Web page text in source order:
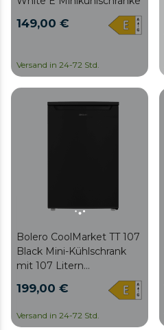
149,00 €
Versand in 24-72 Std.
Bolero CoolMarket TT 107
Black Mini-Kühlschrank
mit 107 Litern
schwarzer Farbe, Klasse E,
Crisper Box,
199,00 €
Versand in 24-72 Std.